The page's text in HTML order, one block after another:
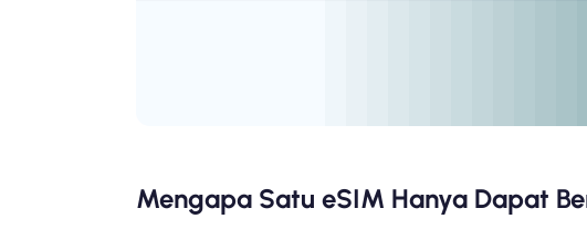
Mengapa Satu eSIM Hanya Dapat